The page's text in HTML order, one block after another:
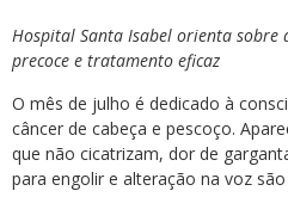
Hospital Santa Isabel orienta
precoce e tratamento eficaz
O mês de julho é dedicado à
câncer de cabeça e pescoço.
que não cicatrizam, dor de
para engolir e alteração na voz